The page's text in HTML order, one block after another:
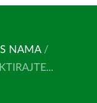
NAMA /